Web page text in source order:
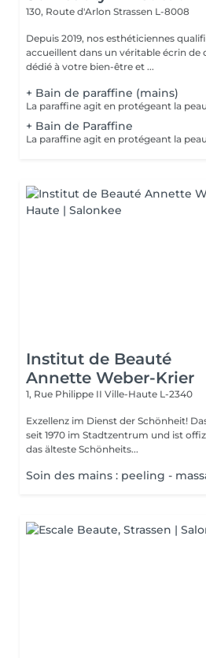
130, Route d'Arlon Strassen L-8008
Depuis 2019, nos esthéticiennes
accueillent dans un véritable écrin
dédié à votre bien-être et ...
+ Bain de paraffine (mains)
+ Bain de Paraffine
Institut de Beauté
Annette Weber-Krier
1, Rue Philippe II Ville-Haute L-2340
Exzellenz im Dienst der Schönheit! Das Institut befindet sich
seit 1970 im Stadtzentrum und ist
das älteste Schönheits...
Soin des mains : peeling -